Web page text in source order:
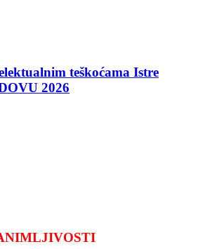
teškoćama Istre
2026